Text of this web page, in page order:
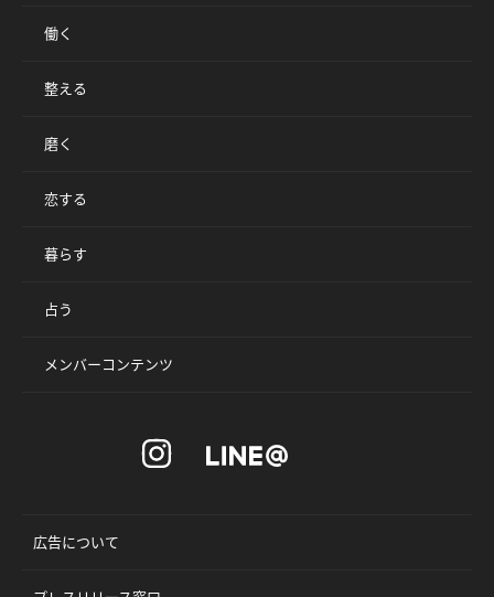
働く
整える
磨く
恋する
暮らす
占う
メンバーコンテンツ
広告について